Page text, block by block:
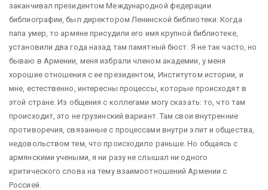
заканчивал президентом Международной федерации
библиографии, был директором Ленинской библиотеки. Когда
папа умер, то армяне присудили его имя крупной библиотеке,
установили два года назад там памятный бюст. Я не так часто, но
бываю в Армении, меня избрали членом академии, у меня
хорошие отношения с ее президентом, Институтом истории, и
мне, естественно, интересны процессы, которые происходят в
этой стране. Из общения с коллегами могу сказать: то, что там
происходит, это не грузинский вариант. Там свои внутренние
противоречия, связанные с процессами внутри элит и общества,
недовольством тем, что происходило раньше. Но общаясь с
армянскими учеными, я ни разу не слышал ни одного
критического слова на тему взаимоотношений Армении с
Россией.